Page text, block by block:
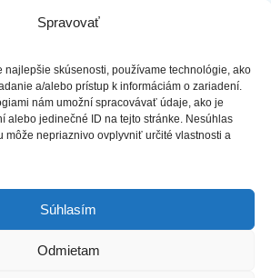
Spravovať
najlepšie skúsenosti, používame technológie, ako
a/alebo prístup k informáciám o zariadení.
nám umožní spracovávať údaje, ako je
alebo jedinečné ID na tejto stránke. Nesúhlas
môže nepriaznivo ovplyvniť určité vlastnosti a
Súhlasím
Odmietam